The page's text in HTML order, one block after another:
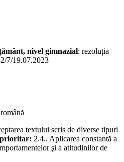
nivel gimnazial: rezoluția
7/19.07.2023
textului scris de diverse tipuri
prioritar: 2.4.. Aplicarea constantă a
şi a atitudinilor de